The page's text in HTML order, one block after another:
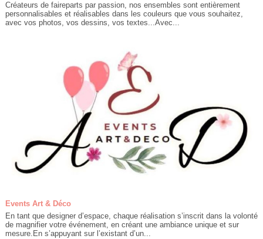
Créateurs de faireparts par passion, nos ensembles sont entièrement
personnalisables et réalisables dans les couleurs que vous souhaitez,
avec vos photos, vos dessins, vos textes...Avec...
Events Art & Déco
En tant que designer d’espace, chaque réalisation s’inscrit dans la volonté
de magnifier votre événement, en créant une ambiance unique et sur
mesure.En s’appuyant sur l’existant d’un...